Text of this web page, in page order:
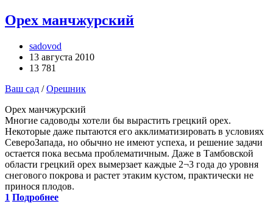
Орех манчжурский
sadovod
13 августа 2010
13 781
Ваш сад /Орешник
Орех манчжурский
Многие садоводы хотели бы вырастить грецкий орех.
Некоторые даже пытаются его акклиматизировать в условиях
Северо­Запада, но обычно не имеют успеха, и решение задачи
остается пока весьма проблематичным. Даже в Тамбовской
области грецкий орех вымерзает каждые 2¬3 года до уровня
снегового покрова и растет этаким кустом, практически не
принося плодов.
1 Подробнее